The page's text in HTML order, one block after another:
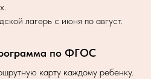
лагерь с июня по август.
по ФГОС
карту каждому ребенку.